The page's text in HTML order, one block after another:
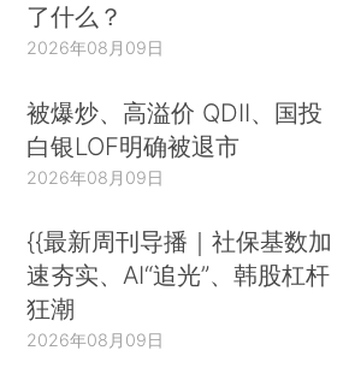
了什么？
2026年08月09日
被爆炒、高溢价 QDII、国投
白银LOF明确被退市
2026年08月09日
{{最新周刊导播｜社保基数加
速夯实、AI“追光”、韩股杠杆
狂潮
2026年08月09日